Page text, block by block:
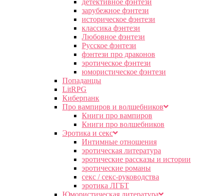
детективное фэнтези
зарубежное фэнтези
историческое фэнтези
классика фэнтези
Любовное фэнтези
Русское фэнтези
фэнтези про драконов
эротическое фэнтези
юмористическое фэнтези
Попаданцы
LitRPG
Киберпанк
Про вампиров и волшебников
Книги про вампиров
Книги про волшебников
Эротика и секс
Интимные отношения
эротическая литература
эротические рассказы и истории
эротические романы
секс / секс-руководства
эротика ЛГБТ
Юмористическая литература